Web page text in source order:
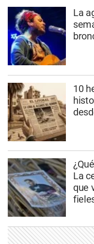
La
10
La
que